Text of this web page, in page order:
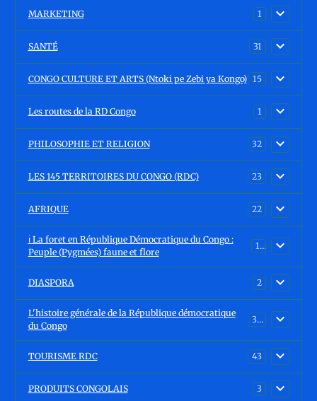
MARKETING 1
SANTÉ 31
CONGO CULTURE ET ARTS (Ntoki pe Zebi ya Kongo) 15
Les routes de la RD Congo 1
PHILOSOPHIE ET RELIGION 32
LES 145 TERRITOIRES DU CONGO (RDC) 23
AFRIQUE 22
ℹ️ La foret en République Démocratique du Congo :
Peuple (Pygmées) faune et flore
15
DIASPORA 2
L'histoire générale de la République démocratique
du Congo
30
TOURISME RDC 43
PRODUITS CONGOLAIS 3